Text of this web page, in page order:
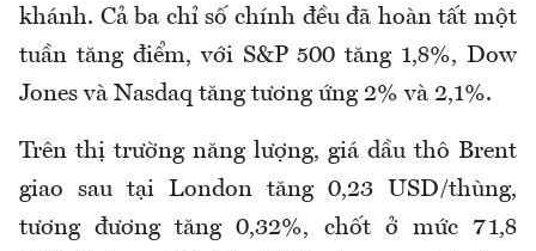
khánh. Cả ba chỉ số chính đều đã hoàn tất một
tuần tăng điểm, với S&P 500 tăng 1,8%, Dow
Jones và Nasdaq tăng tương ứng 2% và 2,1%.
Trên thị trường năng lượng, giá dầu thô Brent
giao sau tại London tăng 0,23 USD/thùng,
tương đương tăng 0,32%, chốt ở mức 71,8